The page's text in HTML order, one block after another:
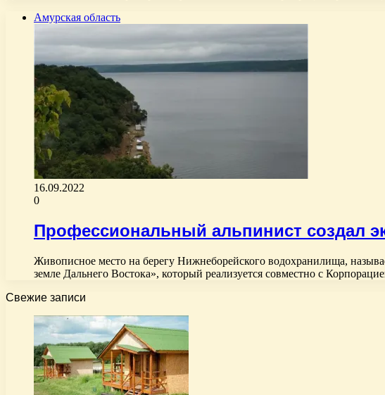
Амурская область
16.09.2022
0
Профессиональный альпинист создал
Живописное место на берегу Нижнеборейского водохранилища,
земле Дальнего Востока», который реализуется совместно с
Свежие записи